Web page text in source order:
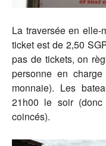
La traversée en elle-
ticket est de 2,50
pas de tickets, on
personne en
monnaie). Les
21h00 le soir
coincés).